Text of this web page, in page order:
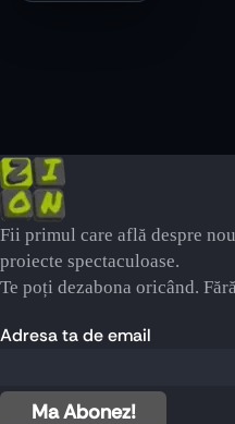
Fii primul care află despre
proiecte spectaculoase.
Te poți dezabona oricând.
Adresa ta de email